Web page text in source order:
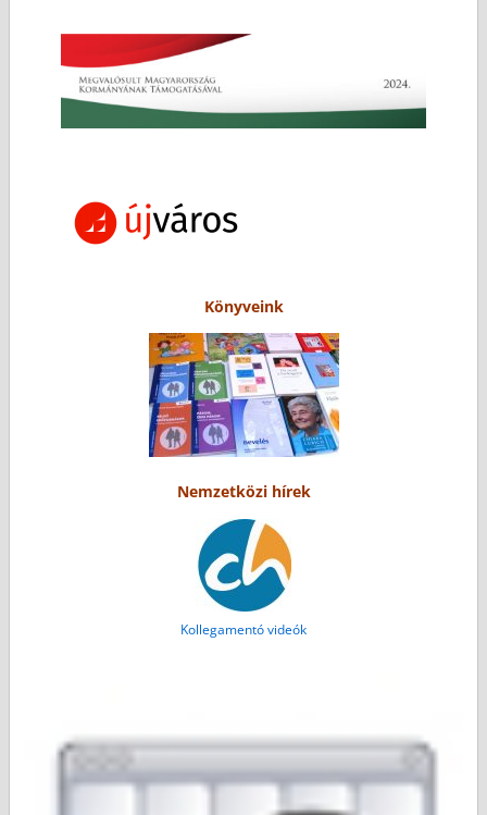
Könyveink
Nemzetközi hírek
Kollegamentó videók